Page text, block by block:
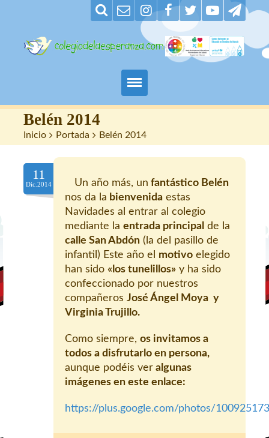
Padres
Alumnos
Maestros
Nuestro centro
Contacto
Belén 2014
Inicio > Portada > Belén 2014
11
Dic.2014 Un año más, un fantástico Belén
nos da la bienvenida estas
Navidades al entrar al colegio
mediante la entrada principal de la
calle San Abdón (la del pasillo de
infantil) Este año el motivo elegido
han sido «los tunelillos» y ha sido
confeccionado por nuestros
compañeros José Ángel Moya y
Virginia Trujillo.
Como siempre, os invitamos a
todos a disfrutarlo en persona,
aunque podéis ver algunas
imágenes en este enlace:
https://plus.google.com/photos/